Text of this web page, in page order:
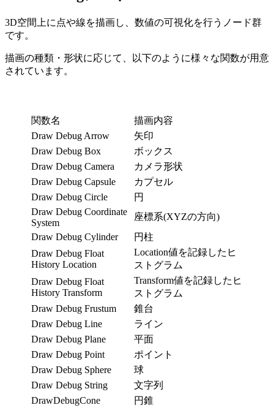
3D空間上に点や線を描画し、数値の可視化を行うノード群
です。
描画の種類・形状に応じて、以下のように様々な関数が用意
されています。
関数名
描画内容
Draw Debug Arrow
矢印
Draw Debug Box
ボックス
Draw Debug Camera
カメラ形状
Draw Debug Capsule
カプセル
Draw Debug Circle
円
Draw Debug Coordinate
System
座標系(XYZの方向)
Draw Debug Cylinder
円柱
Draw Debug Float
History Location
Location値を記録したヒ
ストグラム
Draw Debug Float
History Transform
Transform値を記録したヒ
ストグラム
Draw Debug Frustum
錐台
Draw Debug Line
ライン
Draw Debug Plane
平面
Draw Debug Point
ポイント
Draw Debug Sphere
球
Draw Debug String
文字列
DrawDebugCone
円錐